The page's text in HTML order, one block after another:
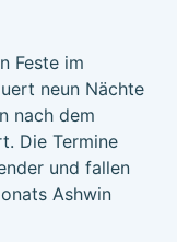
Feste im
neun Nächte
nach dem
Die Termine
und fallen
Ashwin